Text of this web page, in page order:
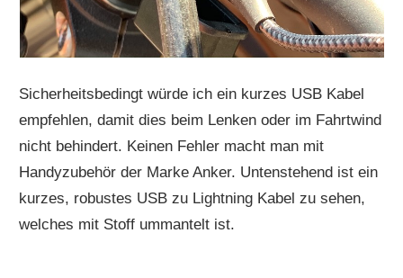
Sicherheitsbedingt würde ich ein kurzes USB Kabel
empfehlen, damit dies beim Lenken oder im Fahrtwind
nicht behindert. Keinen Fehler macht man mit
Handyzubehör der Marke Anker. Untenstehend ist ein
kurzes, robustes USB zu Lightning Kabel zu sehen,
welches mit Stoff ummantelt ist.